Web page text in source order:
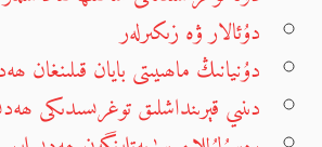
دۇئالار ۋە زىكىرلەر
دۇنيانىڭ ماھىيىتى بايان قىلىنغان
دىنىي قېرىنداشلىق توغرىسىدىكى